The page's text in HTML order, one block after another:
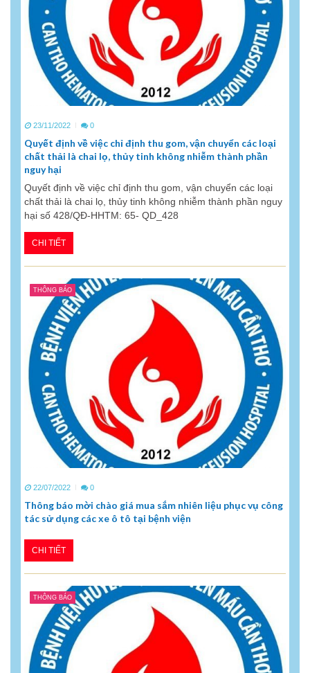
23/11/2022 0
Quyết định về việc chỉ định thu gom, vận chuyển các loại
chất thải là chai lọ, thủy tinh không nhiễm thành phần
nguy hại
Quyết định về việc chỉ định thu gom, vận chuyển các loại
chất thải là chai lọ, thủy tinh không nhiễm thành phần nguy
hại số 428/QĐ-HHTM: 65- QD_428
CHI TIẾT
THÔNG BÁO
22/07/2022 0
Thông báo mời chào giá mua sắm nhiên liệu phục vụ công
tác sử dụng các xe ô tô tại bệnh viện
CHI TIẾT
THÔNG BÁO